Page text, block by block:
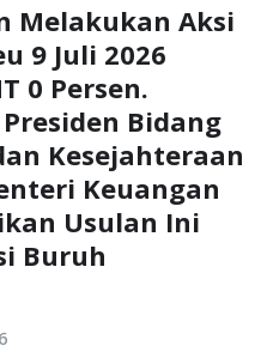
Melakukan Aksi
9 Juli 2026
0 Persen.
Bidang
Kesejahteraan
Keuangan
Usulan Ini
Buruh